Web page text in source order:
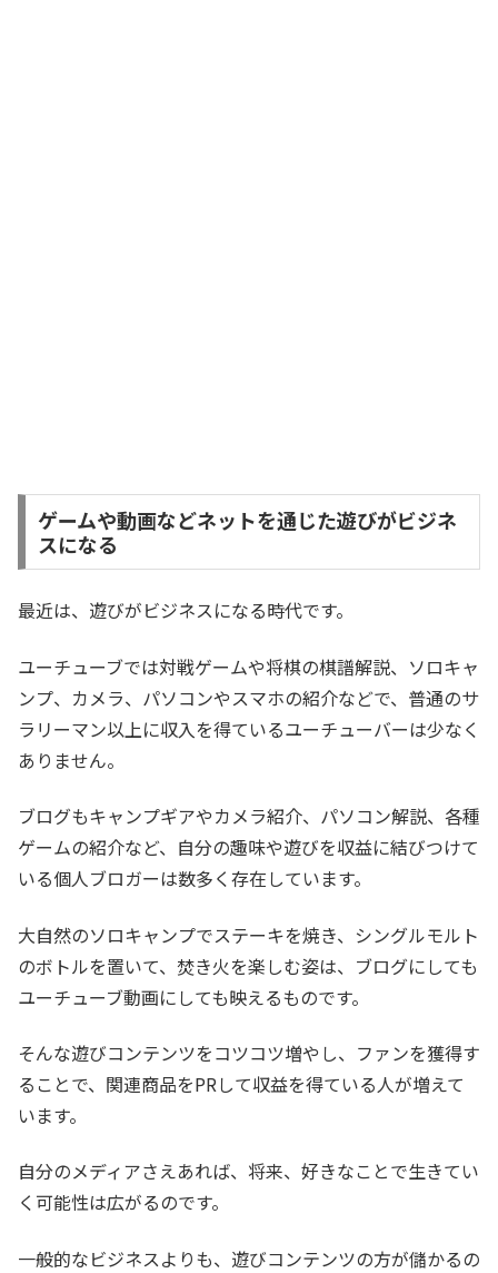
ゲームや動画などネットを通じた遊びがビジネ
スになる
最近は、遊びがビジネスになる時代です。
ユーチューブでは対戦ゲームや将棋の棋譜解説、ソロキャ
ンプ、カメラ、パソコンやスマホの紹介などで、普通のサ
ラリーマン以上に収入を得ているユーチューバーは少なく
ありません。
ブログもキャンプギアやカメラ紹介、パソコン解説、各種
ゲームの紹介など、自分の趣味や遊びを収益に結びつけて
いる個人ブロガーは数多く存在しています。
大自然のソロキャンプでステーキを焼き、シングルモルト
のボトルを置いて、焚き火を楽しむ姿は、ブログにしても
ユーチューブ動画にしても映えるものです。
そんな遊びコンテンツをコツコツ増やし、ファンを獲得す
ることで、関連商品をPRして収益を得ている人が増えて
います。
自分のメディアさえあれば、将来、好きなことで生きてい
く可能性は広がるのです。
一般的なビジネスよりも、遊びコンテンツの方が儲かるの